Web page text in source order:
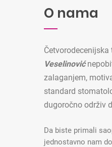
O nama
Veselinović
zalaganjem,
standard
dugoročno održiv
Da biste primali
jednostavno nam